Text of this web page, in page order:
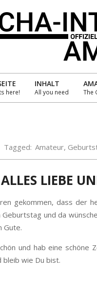
here!
INHALT
All you need The
Tagged: Amateur,
LIEBE
gekommen, dass der
und da
Gute.
und hab eine schöne
bleib wie Du bist.